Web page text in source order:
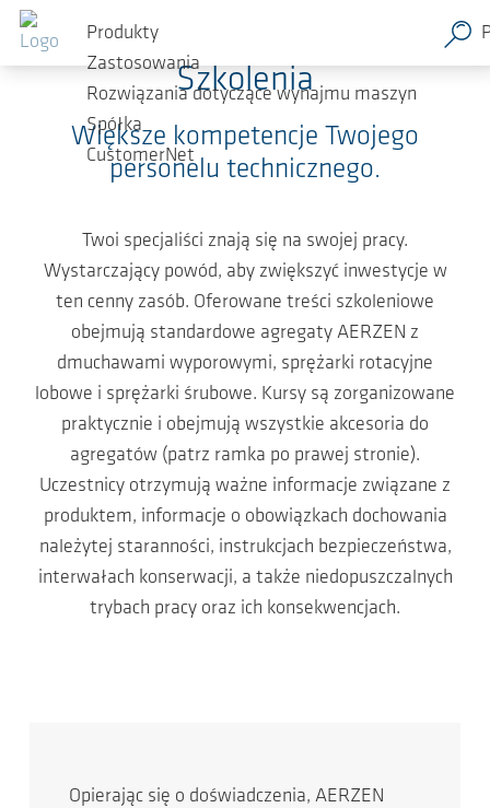
Przejdź do głównej zawartości
Produkty
Zastosowania
Rozwiązania dotyczące wynajmu maszyn
Spółka
CustomerNet
Szkolenia
Większe kompetencje Twojego
personelu technicznego.
Twoi specjaliści znają się na swojej pracy.
Wystarczający powód, aby zwiększyć inwestycje w
ten cenny zasób. Oferowane treści szkoleniowe
obejmują standardowe agregaty AERZEN z
dmuchawami wyporowymi, sprężarki rotacyjne
lobowe i sprężarki śrubowe. Kursy są zorganizowane
praktycznie i obejmują wszystkie akcesoria do
agregatów (patrz ramka po prawej stronie).
Uczestnicy otrzymują ważne informacje związane z
produktem, informacje o obowiązkach dochowania
należytej staranności, instrukcjach bezpieczeństwa,
interwałach konserwacji, a także niedopuszczalnych
trybach pracy oraz ich konsekwencjach.
Opierając się o doświadczenia, AERZEN